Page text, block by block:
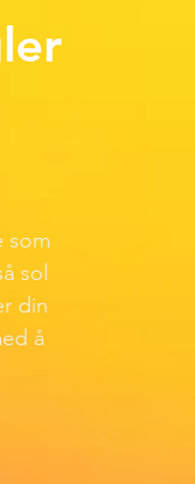
som
sol
din
å